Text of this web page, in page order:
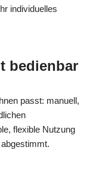
individuelles
bedienbar
passt: manuell,
flexible Nutzung